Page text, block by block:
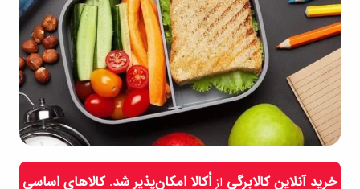
خرید آنلاین کالابرگی از اُکالا امکان‌پذیر شد. کالاهای اساسی